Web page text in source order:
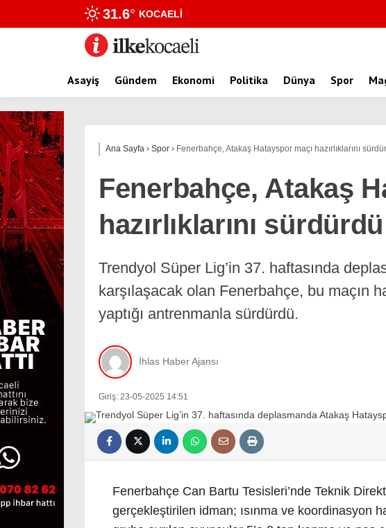
31.6° KOCAELI
Asayiş Gündem Ekonomi Politika Dünya Spor
Ana Sayfa › Spor › Fenerbahçe, Atakaş Hatayspor maçı hazırlıklarını
Fenerbahçe, Atakaş
hazırlıklarını sürdürdü
Trendyol Süper Lig’in 37. haftasında
karşılaşacak olan Fenerbahçe, bu maçın
yaptığı antrenmanla sürdürdü.
İhlas Haber Ajansı
Giriş: 23-05-2025 14:51
Fenerbahçe Can Bartu Tesisleri’nde Teknik
gerçekleştirilen idman; ısınma ve koordinasyon